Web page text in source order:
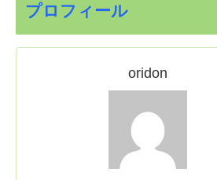
プロフィール
oridon